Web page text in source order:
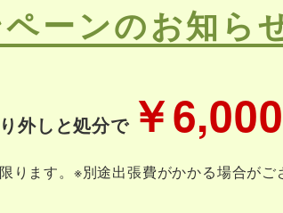
ーンのお知ら
外しと処分で￥
ります。 ※別途出張費がかかる場合がご